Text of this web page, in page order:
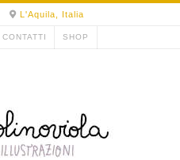
L'Aquila, Italia
CONTATTI SHOP